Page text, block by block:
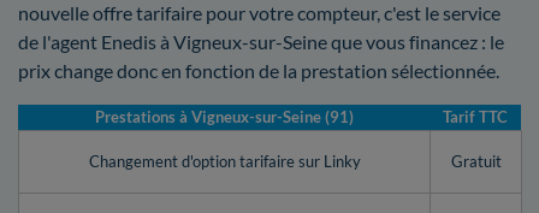
nouvelle offre tarifaire pour votre compteur, c'est le service
de l'agent Enedis à Vigneux-sur-Seine que vous financez : le
prix change donc en fonction de la prestation sélectionnée.
Prestations à Vigneux-sur-Seine (91) Tarif TTC
Changement d'option tarifaire sur Linky Gratuit